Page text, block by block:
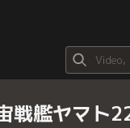
戦艦ヤマト